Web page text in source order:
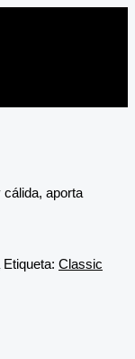
aporta
Etiqueta: Classic